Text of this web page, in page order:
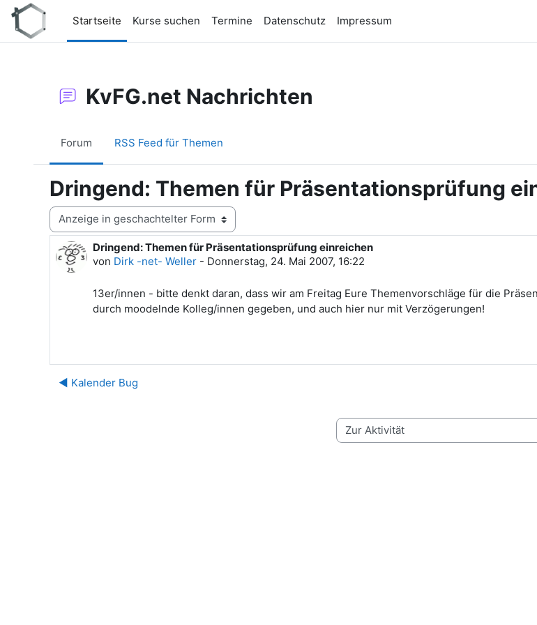
Zum Hauptinhalt
Startseite
Kurse suchen Termine Datenschutz Impressum
KvFG.net Nachrichten
Forum RSS Feed für Themen
Dringend: Themen für Präsentationsprüfung
Anzeigemodus
Dringend: Themen für Präsentationsprüfung einreichen
von Dirk -net- Weller - Donnerstag, 24. Mai 2007, 16:22
Anzahl Antworten: 0
13er/innen - bitte denkt daran, dass wir am Freitag Eure Themenvorschläge für die
durch moodelnde Kolleg/innen gegeben, und auch hier nur mit Verzögerungen!
◀︎ Kalender Bug
Zur Aktivität